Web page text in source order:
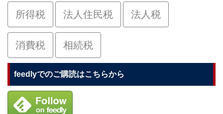
所得税 法人住民税 法人税
消費税 相続税
feedlyでのご購読はこちらから